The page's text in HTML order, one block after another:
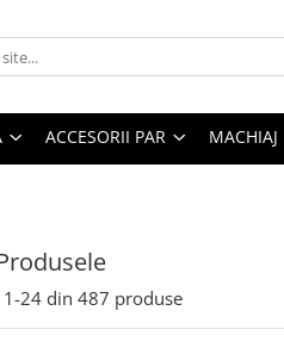
ACCESORII PAR MACHIAJ
1-24 din 487 produse